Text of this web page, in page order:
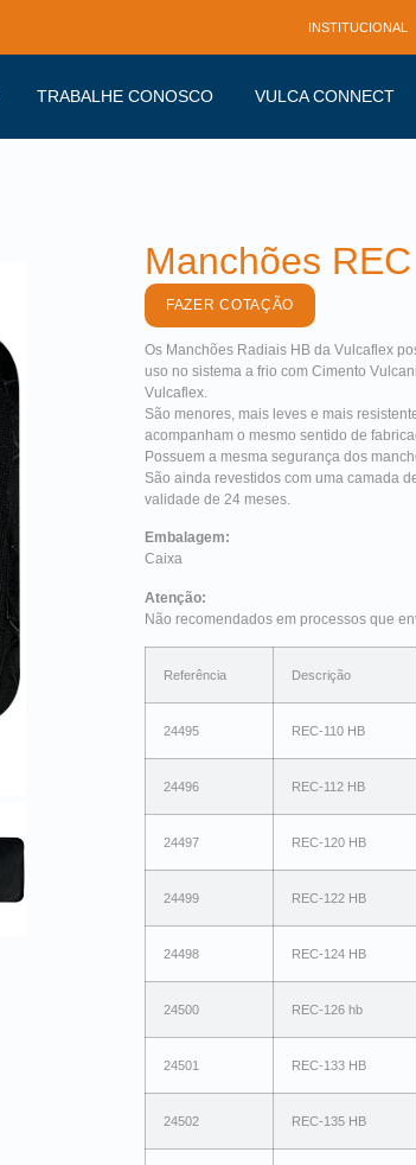
INSTITUCIONAL
TRABALHE CONOSCO VULCA CONNECT
Manchões
FAZER COTAÇÃO
Os Manchões Radiais HB da Vulcaflex
uso no sistema a frio com Cimento
Vulcaflex.
São menores, mais leves e mais
acompanham o mesmo sentido de
Possuem a mesma segurança dos
São ainda revestidos com uma camada
validade de 24 meses.
Embalagem:
Caixa
Atenção:
Não recomendados em processos que
Referência Descrição
24495 REC-110 HB
24496 REC-112 HB
24497 REC-120 HB
24499 REC-122 HB
24498 REC-124 HB
24500 REC-126 hb
24501 REC-133 HB
24502 REC-135 HB